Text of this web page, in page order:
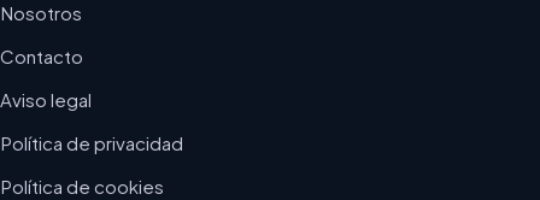
Nosotros
Contacto
Aviso legal
Política de privacidad
Política de cookies